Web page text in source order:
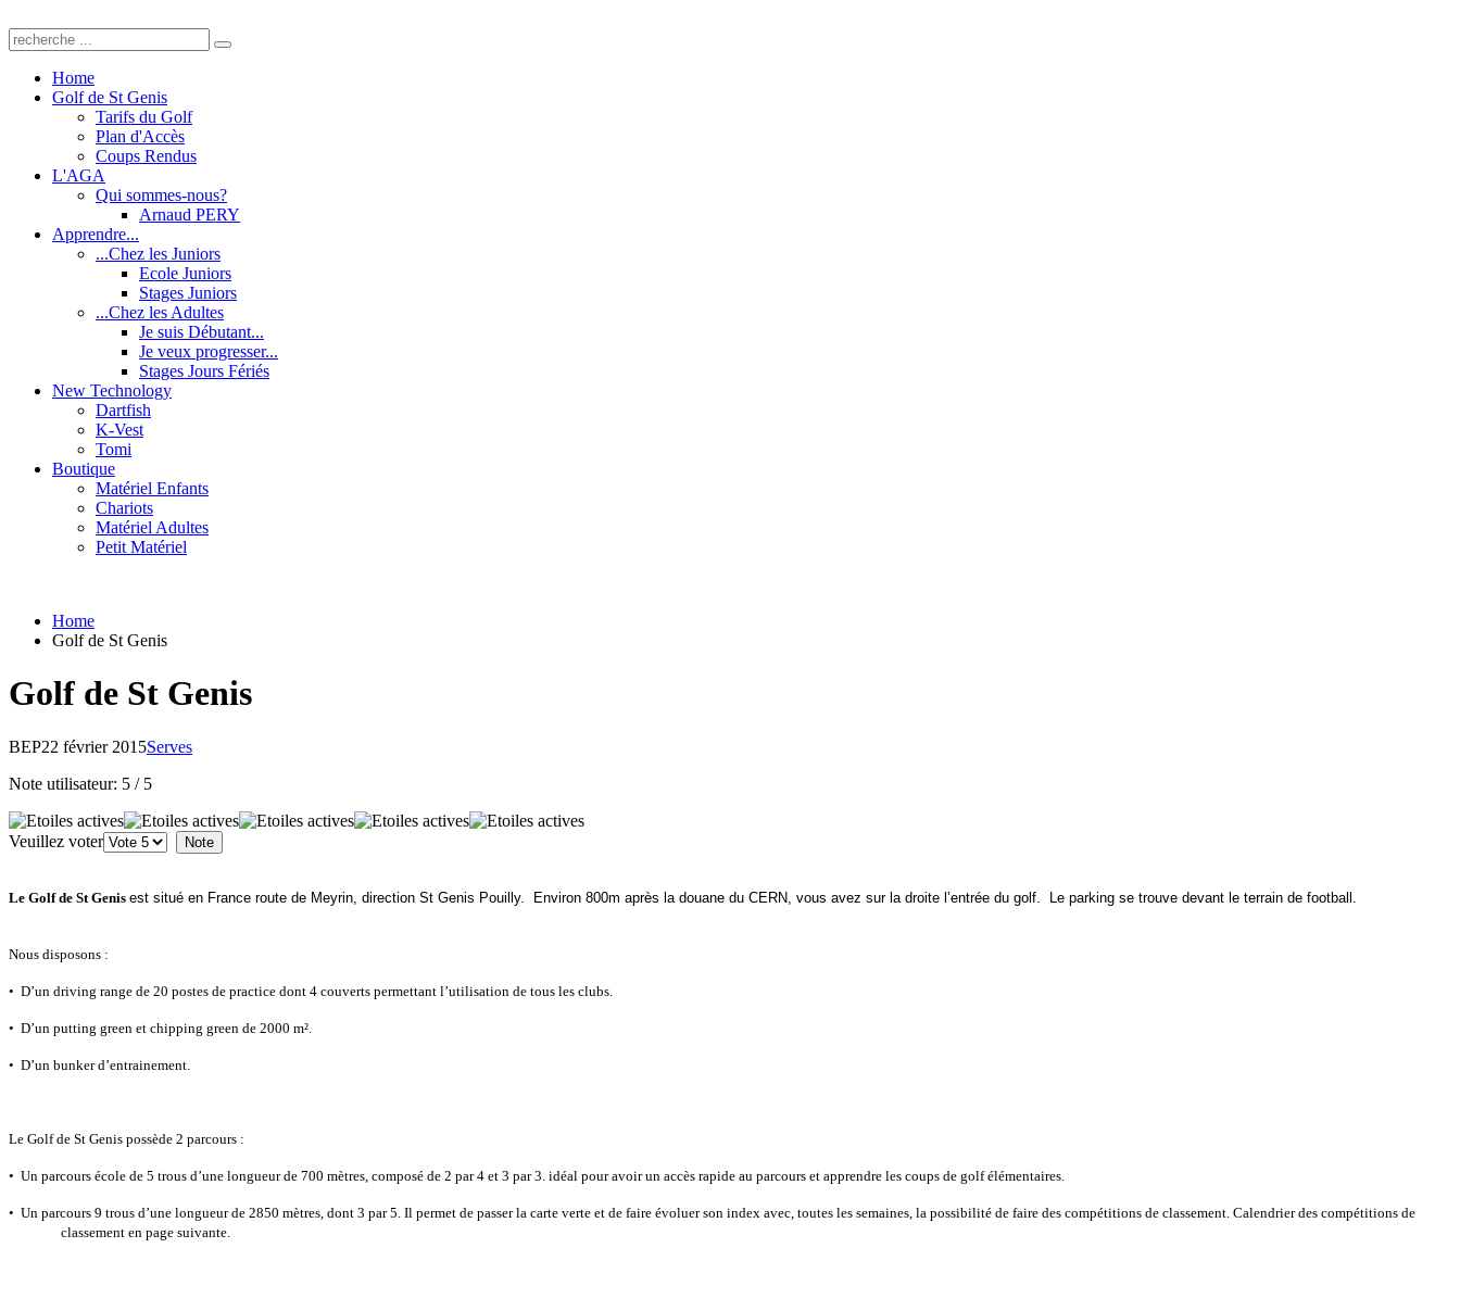
Home
Golf de St Genis
Tarifs du Golf
Plan d'Accès
Coups Rendus
L'AGA
Qui sommes-nous?
Arnaud PERY
Apprendre...
...Chez les Juniors
Ecole Juniors
Stages Juniors
...Chez les Adultes
Je suis Débutant...
Je veux progresser...
Stages Jours Fériés
New Technology
Dartfish
K-Vest
Tomi
Boutique
Matériel Enfants
Chariots
Matériel Adultes
Petit Matériel
Home
Golf de St Genis
Golf de St Genis
BEP22 février 2015Serves
Note utilisateur: 5 / 5
Veuillez voter
Le Golf de St Genis est situé en France route de Meyrin, direction St Genis Pouilly. Environ 800m après la douane du CERN, vous avez sur la droite l’entrée du golf. Le parking se trouve devant le terrain de football.
Nous disposons :
• D’un driving range de 20 postes de practice dont 4 couverts permettant l’utilisation de tous les clubs.
• D’un putting green et chipping green de 2000 m².
• D’un bunker d’entrainement.
Le Golf de St Genis possède 2 parcours :
• Un parcours école de 5 trous d’une longueur de 700 mètres, composé de 2 par 4 et 3 par 3. idéal pour avoir un accès rapide au parcours et apprendre les coups de golf élémentaires.
• Un parcours 9 trous d’une longueur de 2850 mètres, dont 3 par 5. Il permet de passer la carte verte et de faire évoluer son index avec, toutes les semaines, la possibilité de faire des compétitions de classement. Calendrier des compétitions de
classement en page suivante.